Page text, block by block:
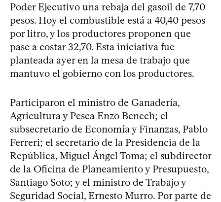
Poder Ejecutivo una rebaja del gasoil de 7,70
pesos. Hoy el combustible está a 40,40 pesos
por litro, y los productores proponen que
pase a costar 32,70. Esta iniciativa fue
planteada ayer en la mesa de trabajo que
mantuvo el gobierno con los productores.
Participaron el ministro de Ganadería,
Agricultura y Pesca Enzo Benech; el
subsecretario de Economía y Finanzas, Pablo
Ferreri; el secretario de la Presidencia de la
República, Miguel Ángel Toma; el subdirector
de la Oficina de Planeamiento y Presupuesto,
Santiago Soto; y el ministro de Trabajo y
Seguridad Social, Ernesto Murro. Por parte de